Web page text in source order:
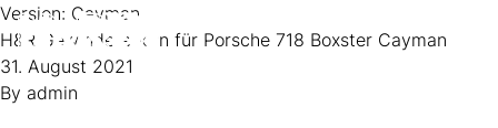
Zum Inhalt springen
Version: Cayman
H&R Gewindefedern für Porsche 718 Boxster Cayman
31. August 2021
By admin